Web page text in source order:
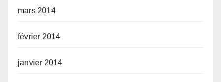
mars 2014
février 2014
janvier 2014